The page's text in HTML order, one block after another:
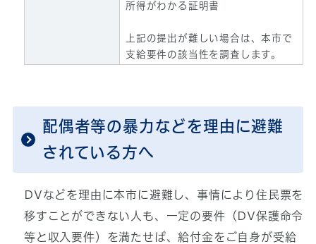
所得がわかる証明書
上記の提出が難しい場合は、本市で
支給要件の該当性を調査します。
配偶者等の暴力などを理由に避難
されている方へ
DVなどを理由に本市に避難し、事情により住民票を
移すことができない人も、一定の要件（DV保護命令
等と収入要件）を満たせば、給付金をご自身が受給